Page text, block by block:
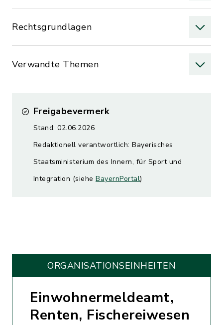
Rechtsgrundlagen
Verwandte Themen
Freigabevermerk
Stand: 02.06.2026
Redaktionell verantwortlich: Bayerisches
Staatsministerium des Innern, für Sport und
Integration (siehe BayernPortal)
ORGANISATIONS­EINHEITEN
Einwohnermeldeamt,
Renten, Fischereiwesen